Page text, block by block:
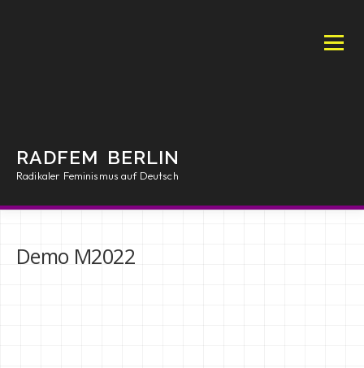
RADFEM BERLIN
Radikaler Feminismus auf Deutsch
Menü
Demo M2022